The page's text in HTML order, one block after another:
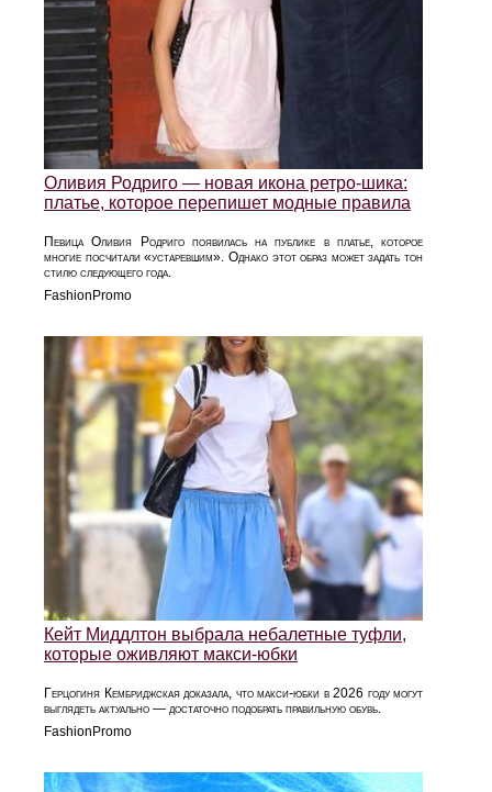
Оливия Родриго — новая икона ретро-шика:
платье, которое перепишет модные правила
Певица Оливия Родриго появилась на публике в платье, которое
многие посчитали «устаревшим». Однако этот образ может задать тон
стилю следующего года.
FashionPromo
Кейт Миддлтон выбрала небалетные туфли,
которые оживляют макси-юбки
Герцогиня Кембриджская доказала, что макси-юбки в 2026 году могут
выглядеть актуально — достаточно подобрать правильную обувь.
FashionPromo